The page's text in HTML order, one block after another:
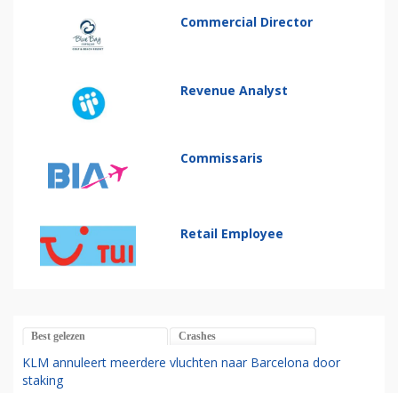
Commercial Director
Revenue Analyst
Commissaris
Retail Employee
Best gelezen Crashes
KLM annuleert meerdere vluchten naar Barcelona door
staking